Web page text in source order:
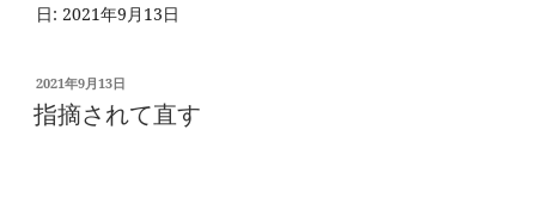
日: 2021年9月13日
投
稿
日:
2021年9月13日
指摘されて直す